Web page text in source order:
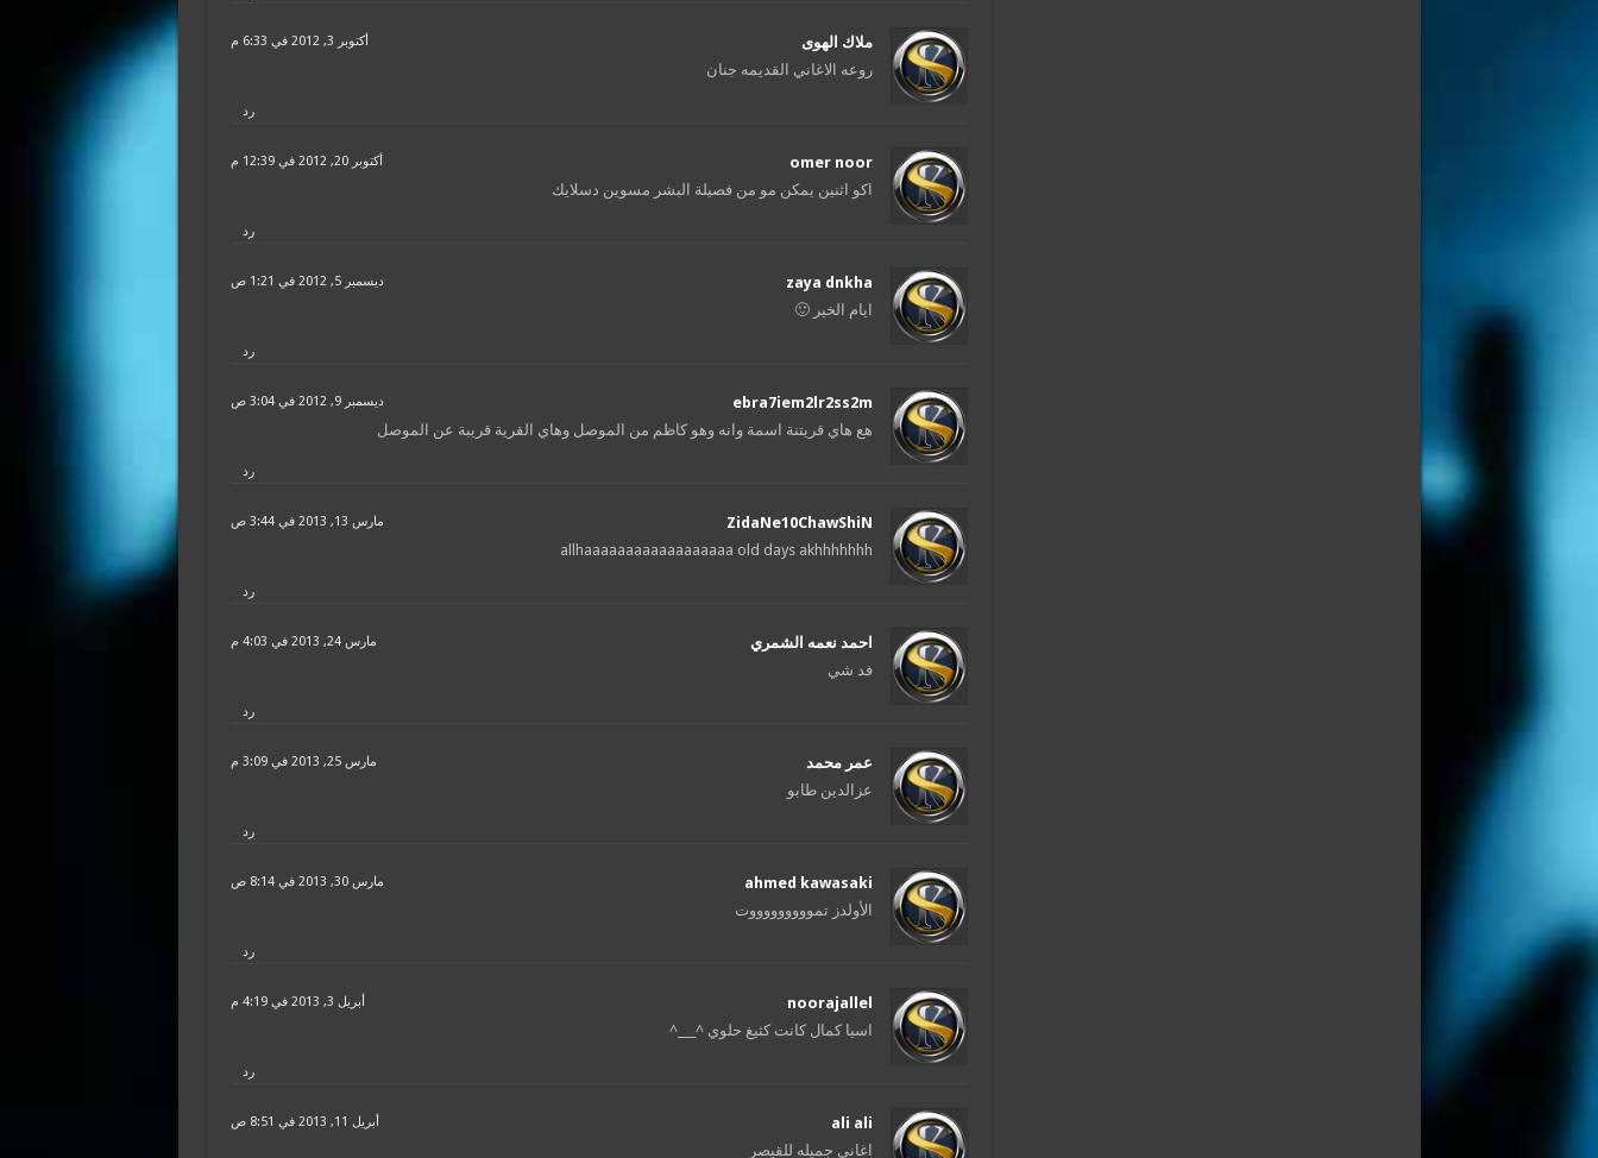
ملاك الهوى أكتوبر 3, 2012 في 6:33 م
روعه الاغاني القديمه جنان
رد
omer noor أكتوبر 20, 2012 في 12:39 م
اكو اثنين يمكن مو من فصيلة البشر مسوين دسلايك
رد
zaya dnkha ديسمبر 5, 2012 في 1:21 ص
ايام الخير 🙂
رد
ebra7iem2lr2ss2m ديسمبر 9, 2012 في 3:04 ص
هع هاي قريتنة اسمة وانه وهو كاظم من الموصل وهاي القرية قريبة عن الموصل
رد
ZidaNe10ChawShiN مارس 13, 2013 في 3:44 ص
allhaaaaaaaaaaaaaaaaaa old days akhhhhhhh
رد
احمد نعمه الشمري مارس 24, 2013 في 4:03 م
فد شي
رد
عمر محمد مارس 25, 2013 في 3:09 م
عزالدين طابو
رد
ahmed kawasaki مارس 30, 2013 في 8:14 ص
الأولدز تموووووووووت
رد
noorajallel أبريل 3, 2013 في 4:19 م
اسيا كمال كانت كثيغ حلوي ^___^
رد
ali ali أبريل 11, 2013 في 8:51 ص
اغاني جميله للقيصر